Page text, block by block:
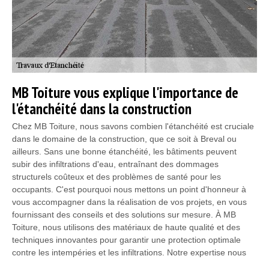
MB Toiture vous explique l'importance de
l'étanchéité dans la construction
Chez MB Toiture, nous savons combien l'étanchéité est cruciale
dans le domaine de la construction, que ce soit à Breval ou
ailleurs. Sans une bonne étanchéité, les bâtiments peuvent
subir des infiltrations d'eau, entraînant des dommages
structurels coûteux et des problèmes de santé pour les
occupants. C'est pourquoi nous mettons un point d'honneur à
vous accompagner dans la réalisation de vos projets, en vous
fournissant des conseils et des solutions sur mesure. À MB
Toiture, nous utilisons des matériaux de haute qualité et des
techniques innovantes pour garantir une protection optimale
contre les intempéries et les infiltrations. Notre expertise nous